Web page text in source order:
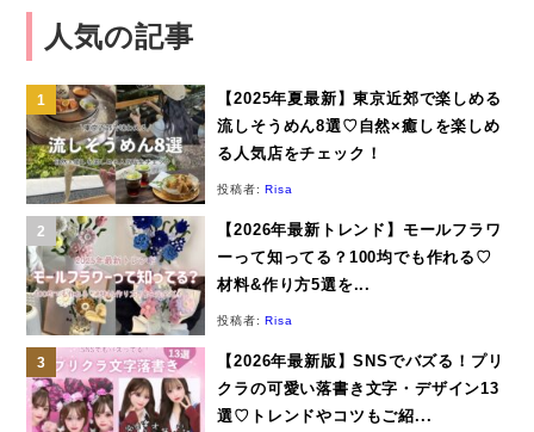
人気の記事
【2025年夏最新】東京近郊で楽しめる
流しそうめん8選♡自然×癒しを楽しめ
る人気店をチェック！
投稿者: Risa
【2026年最新トレンド】モールフラワ
ーって知ってる？100均でも作れる♡
材料&作り方5選を...
投稿者: Risa
【2026年最新版】SNSでバズる！プリ
クラの可愛い落書き文字・デザイン13
選♡トレンドやコツもご紹...